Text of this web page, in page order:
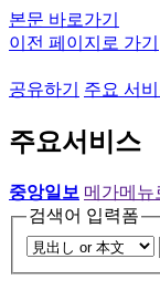
본문 바로가기
이전 페이지로 가기
공유하기 주요 서
주요서비스
중앙일보 메가메뉴
검색어 입력폼